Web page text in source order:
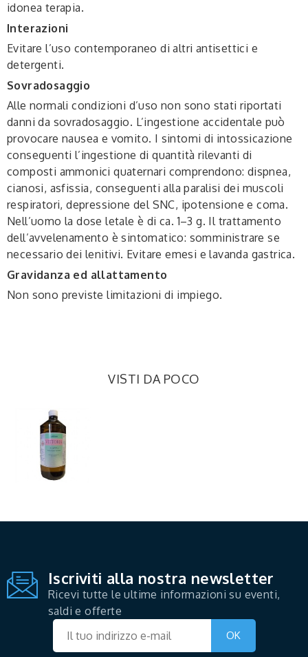
idonea terapia.
Interazioni
Evitare l’uso contemporaneo di altri antisettici e
detergenti.
Sovradosaggio
Alle normali condizioni d’uso non sono stati riportati
danni da sovradosaggio. L’ingestione accidentale può
provocare nausea e vomito. I sintomi di intossicazione
conseguenti l’ingestione di quantità rilevanti di
composti ammonici quaternari comprendono: dispnea,
cianosi, asfissia, conseguenti alla paralisi dei muscoli
respiratori, depressione del SNC, ipotensione e coma.
Nell’uomo la dose letale è di ca. 1–3 g. Il trattamento
dell’avvelenamento è sintomatico: somministrare se
necessario dei lenitivi. Evitare emesi e lavanda gastrica.
Gravidanza ed allattamento
Non sono previste limitazioni di impiego.
VISTI DA POCO
Iscriviti alla nostra newsletter
Ricevi tutte le ultime informazioni su eventi,
saldi e offerte